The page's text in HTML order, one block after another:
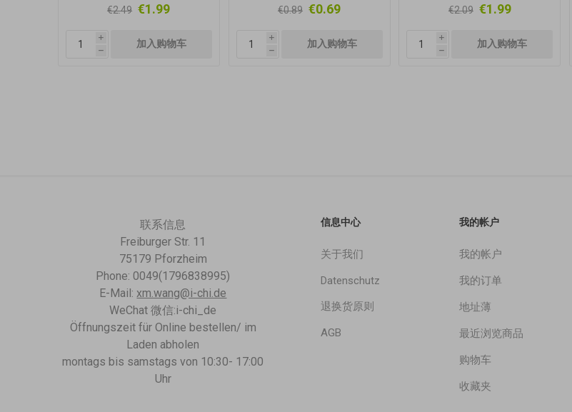
€2.49 €1.99
i
h
€0.89 €0.69
i
h
€2.09 €1.99
i
h
联系信息
Freiburger Str. 11
75179 Pforzheim
Phone: 0049(1796838995)
E-Mail:xm.wang@i-chi.de
WeChat 微信:i-chi_de
Öffnungszeit für Online bestellen/ im
Laden abholen
montags bis samstags von 10:30- 17:00
Uhr
信息中心
关于我们
Datenschutz
退换货原则
AGB
我的帐户
我的帐户
我的订单
地址薄
最近浏览商品
购物车
收藏夹